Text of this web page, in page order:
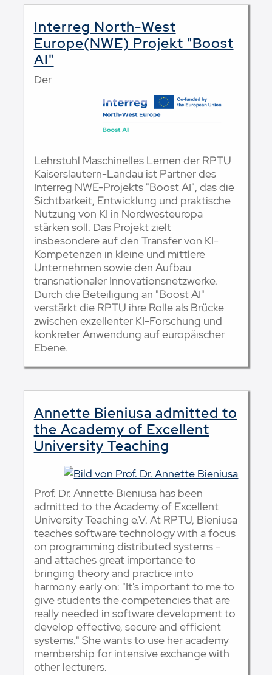
Interreg North-West
Europe(NWE) Projekt "Boost
AI"
Der
Lehrstuhl Maschinelles Lernen der RPTU
Kaiserslautern-Landau ist Partner des
Interreg NWE-Projekts "Boost AI", das die
Sichtbarkeit, Entwicklung und praktische
Nutzung von KI in Nordwesteuropa
stärken soll. Das Projekt zielt
insbesondere auf den Transfer von KI-
Kompetenzen in kleine und mittlere
Unternehmen sowie den Aufbau
transnationaler Innovationsnetzwerke.
Durch die Beteiligung an "Boost AI"
verstärkt die RPTU ihre Rolle als Brücke
zwischen exzellenter KI-Forschung und
konkreter Anwendung auf europäischer
Ebene.
Annette Bieniusa admitted to
the Academy of Excellent
University Teaching
Prof. Dr. Annette Bieniusa has been
admitted to the Academy of Excellent
University Teaching e.V. At RPTU, Bieniusa
teaches software technology with a focus
on programming distributed systems -
and attaches great importance to
bringing theory and practice into
harmony early on: "It's important to me to
give students the competencies that are
really needed in software development to
develop effective, secure and efficient
systems." She wants to use her academy
membership for intensive exchange with
other lecturers.